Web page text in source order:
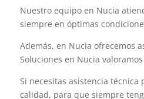
Nuestro equipo en Nucia
siempre en óptimas
Además, en Nucia ofrecemos
Soluciones en Nucia
Si necesitas asistencia
calidad, para que siempre